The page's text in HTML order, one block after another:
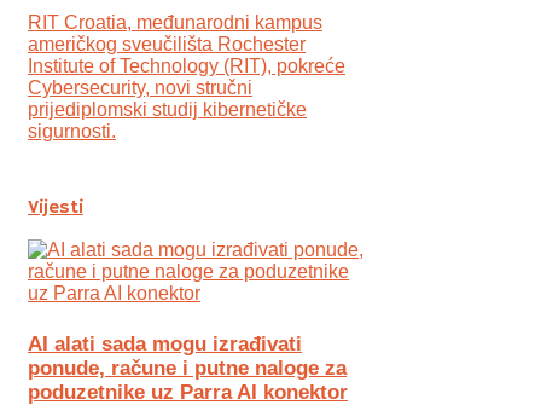
RIT Croatia, međunarodni kampus
američkog sveučilišta Rochester
Institute of Technology (RIT), pokreće
Cybersecurity, novi stručni
prijediplomski studij kibernetičke
sigurnosti.
Vijesti
AI alati sada mogu izrađivati
ponude, račune i putne naloge za
poduzetnike uz Parra AI konektor